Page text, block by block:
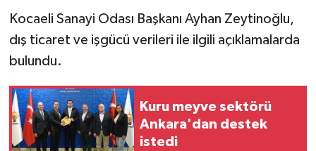
Kocaeli Sanayi Odası Başkanı Ayhan Zeytinoğlu,
dış ticaret ve işgücü verileri ile ilgili açıklamalarda
bulundu.
Kuru meyve sektörü
Ankara'dan destek
istedi